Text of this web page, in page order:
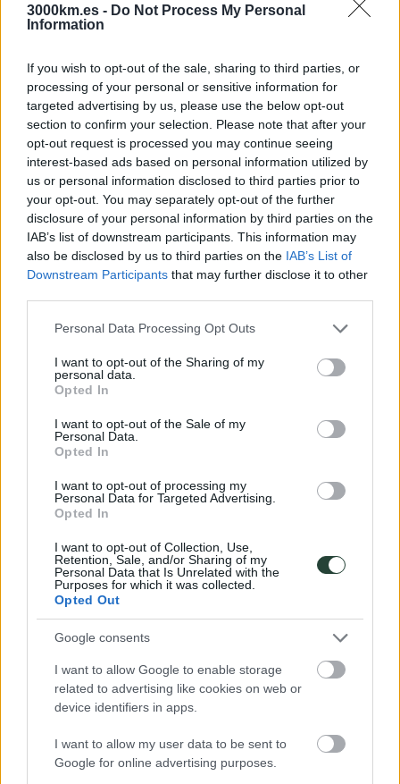
3000km.es - Do Not Process My Personal
Information
If you wish to opt-out of the sale, sharing to third parties, or
processing of your personal or sensitive information for
targeted advertising by us, please use the below opt-out
section to confirm your selection. Please note that after your
opt-out request is processed you may continue seeing
interest-based ads based on personal information utilized by
us or personal information disclosed to third parties prior to
your opt-out. You may separately opt-out of the further
disclosure of your personal information by third parties on the
IAB’s list of downstream participants. This information may
also be disclosed by us to third parties on the IAB’s List of
Downstream Participants that may further disclose it to other
Please note that this website/app uses one or more Google
not limited to your visit or usage behaviour. You may click to
grant or deny consent to Google and its third-party tags to
use your data for below specified purposes in below Google
consent section.
Personal Data Processing Opt Outs
I want to opt-out of the Sharing of my
personal data.
Opted In
I want to opt-out of the Sale of my
Personal Data.
Opted In
I want to opt-out of processing my
Personal Data for Targeted Advertising.
Opted In
I want to opt-out of Collection, Use,
Retention, Sale, and/or Sharing of my
Personal Data that Is Unrelated with the
Purposes for which it was collected.
Opted Out
Google consents
I want to allow Google to enable storage
related to advertising like cookies on web or
device identifiers in apps.
I want to allow my user data to be sent to
Google for online advertising purposes.
Una auténtica locura pasada por agua que no os podéis
Ya sabéis, este abril aguas mil en elSongkran Festival . Si queréis
descubrir más cositas sobre este empapada jarana,echadle un
vistazo a esta impagable web.
¡Be water my friend !
¡Feliz Aventura!
Deja una respuesta
Tu dirección de correo electrónico no será publicada.
obligatorios están marcados con*
<a href="" title=""> <abbr title=""> <acronym title=""> <b>
<blockquote cite=""> <cite> <code> <del datetime=""> <em> <i>